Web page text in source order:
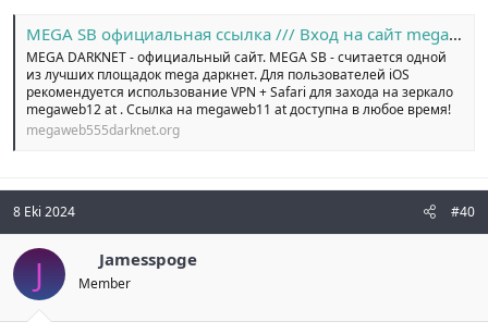
MEGA SB официальная ссылка /// Вход на сайт megaweb14 at
MEGA DARKNET - официальный сайт. MEGA SB - считается одной
из лучших площадок mega даркнет. Для пользователей iOS
рекомендуется использование VPN + Safari для захода на зеркало
megaweb12 at . Ссылка на megaweb11 at доступна в любое время!
megaweb555darknet.org
8 Eki 2024 #40
J Jamesspoge
Member